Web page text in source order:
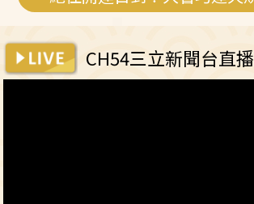
CH54三立新聞台直播